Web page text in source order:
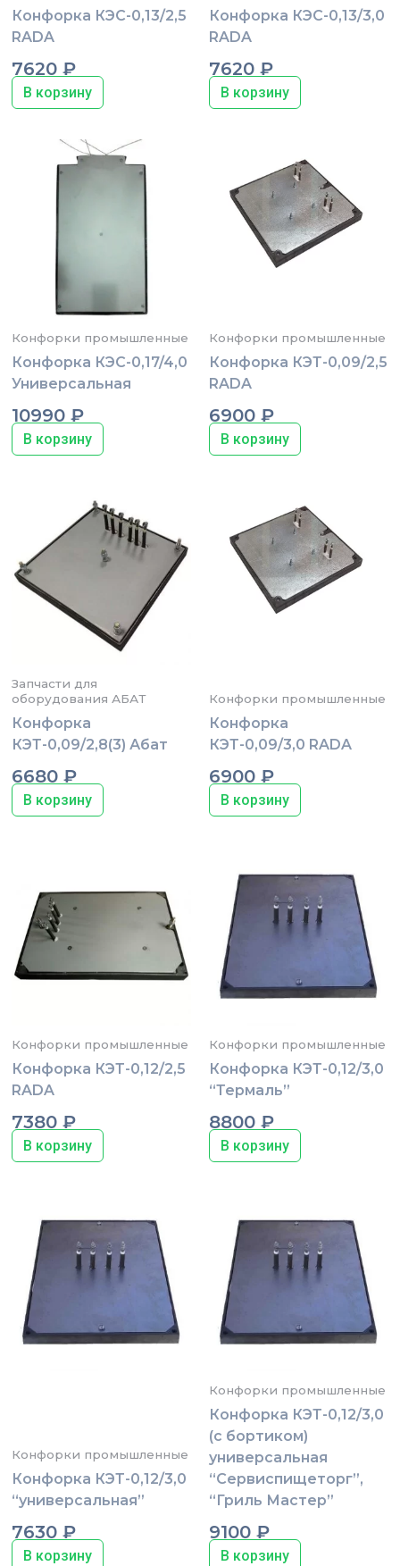
Конфорка КЭС-0,13/2,5
RADA
7620₽
В корзину
Конфорка КЭС-0,13/3,0
RADA
7620 ₽
В корзину
Конфорки промышленные
Конфорка КЭС-0,17/4,0
Универсальная
10990₽
В корзину
Конфорки промышленные
Конфорка КЭТ-0,09/2,5
RADA
6900 ₽
В корзину
Запчасти для
оборудования АБАТ
Конфорка
КЭТ-0,09/2,8(3) Абат
6680₽
В корзину
Конфорки промышленные
Конфорка
КЭТ-0,09/3,0 RADA
6900 ₽
В корзину
Конфорки промышленные
Конфорка КЭТ-0,12/2,5
RADA
7380₽
В корзину
Конфорки промышленные
Конфорка КЭТ-0,12/3,0
“Термаль”
8800 ₽
В корзину
Конфорки промышленные
Конфорка КЭТ-0,12/3,0
“универсальная”
7630₽
В корзину
Конфорки промышленные
Конфорка КЭТ-0,12/3,0
(с бортиком)
универсальная
“Сервиспищеторг”,
“Гриль Мастер”
9100 ₽
В корзину